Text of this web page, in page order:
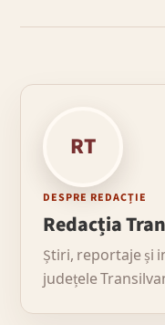
RT
DESPRE REDACȚIE
Redacția
Știri, reportaje și
județele